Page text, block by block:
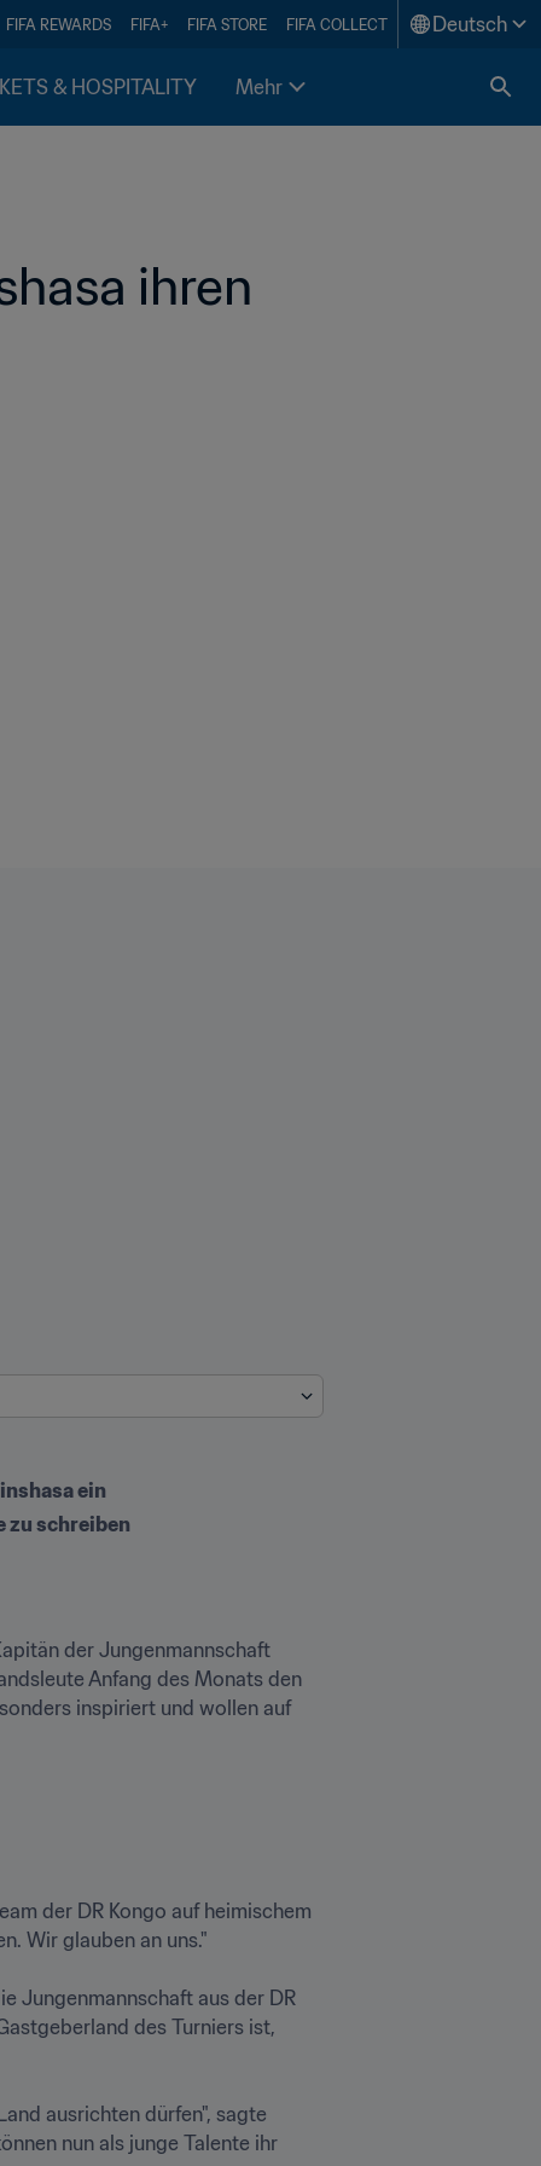
FIFA REWARDS FIFA+ FIFA STORE FIFA COLLECT Deutsch
& HOSPITALITY Mehr
ihren
ein
zu schreiben
der Jungenmannschaft
Anfang des Monats den
inspiriert und wollen auf
der DR Kongo auf heimischem
Wir glauben an uns."
Jungenmannschaft aus der DR
des Turniers ist,
ausrichten dürfen", sagte
nun als junge Talente ihr